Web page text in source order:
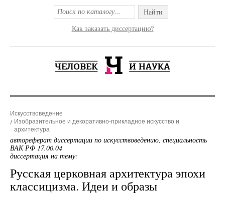
Найти
Как заказать диссертацию?
Искусствоведение
Изобразительное и декоративно-прикладное искусство и
архитектура
автореферат диссертации по искусствоведению, специальность
ВАК РФ 17.00.04
диссертация на тему:
Русская церковная архитектура эпохи
классицизма. Идеи и образы